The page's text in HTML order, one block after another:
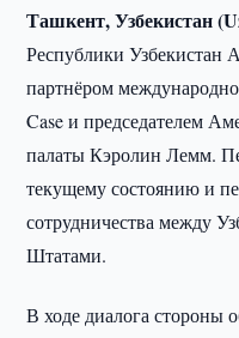
Ташкент, Узбекистан
Республики Узбекистан
партнёром
Case и председателем
палаты Кэролин Лемм.
текущему состоянию и
сотрудничества между
Штатами.
В ходе диалога стороны